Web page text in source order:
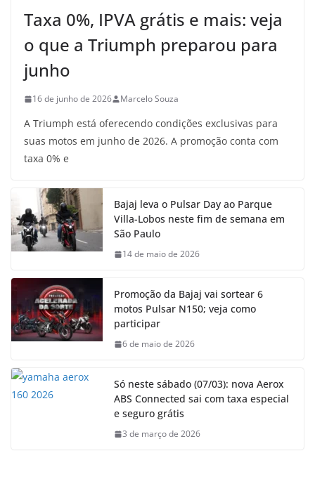
Taxa 0%, IPVA grátis e mais: veja
o que a Triumph preparou para
junho
16 de junho de 2026 Marcelo Souza
A Triumph está oferecendo condições exclusivas para
suas motos em junho de 2026. A promoção conta com
taxa 0% e
Bajaj leva o Pulsar Day ao Parque
Villa-Lobos neste fim de semana em
São Paulo
14 de maio de 2026
Promoção da Bajaj vai sortear 6
motos Pulsar N150; veja como
participar
6 de maio de 2026
Só neste sábado (07/03): nova Aerox
ABS Connected sai com taxa especial
e seguro grátis
3 de março de 2026